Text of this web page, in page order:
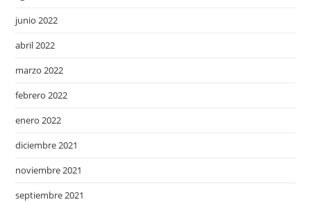
junio 2022
abril 2022
marzo 2022
febrero 2022
enero 2022
diciembre 2021
noviembre 2021
septiembre 2021